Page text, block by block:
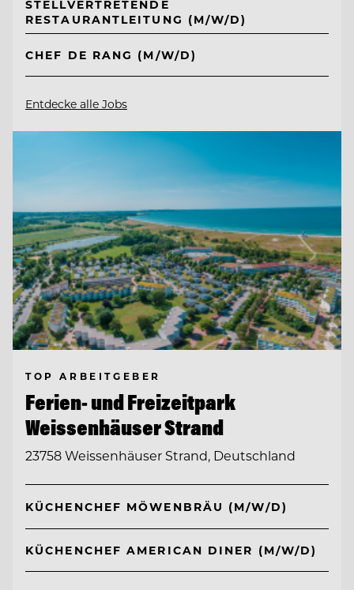
STELLVERTRETENDE
RESTAURANTLEITUNG (M/W/D)
CHEF DE RANG (M/W/D)
Entdecke alle Jobs
TOP ARBEITGEBER
Ferien- und Freizeitpark
Weissenhäuser Strand
23758 Weissenhäuser Strand, Deutschland
KÜCHENCHEF MÖWENBRÄU (M/W/D)
KÜCHENCHEF AMERICAN DINER (M/W/D)